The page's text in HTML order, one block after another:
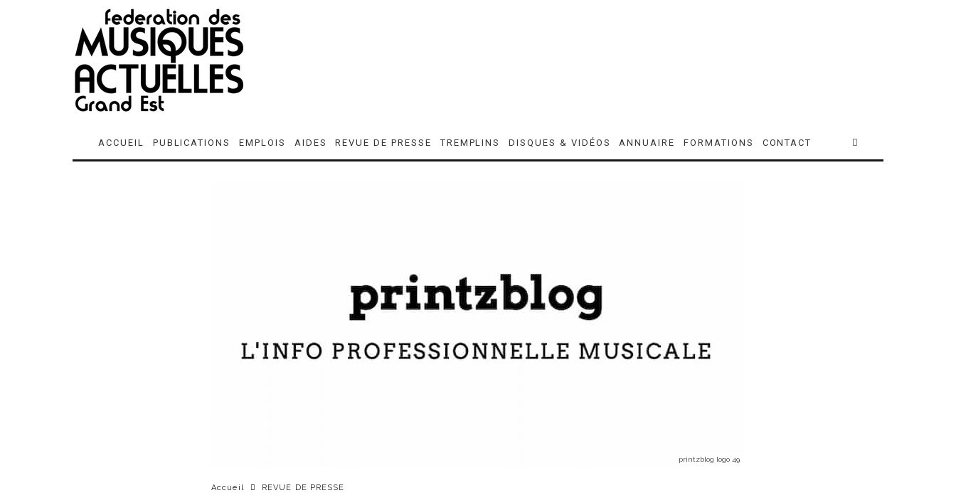
ACCUEIL PUBLICATIONS EMPLOIS AIDES REVUE DE PRESSE TREMPLINS DISQUES & VIDÉOS ANNUAIRE FORMATIONS CONTACT
printzblog logo 49
Accueil REVUE DE PRESSE